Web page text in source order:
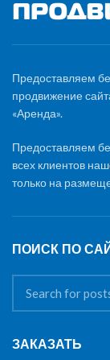
Предоставляем
продвижение
«Аренда».
Предоставляем
всех клиентов
только на
ПОИСК ПО
ЗАКАЗАТЬ